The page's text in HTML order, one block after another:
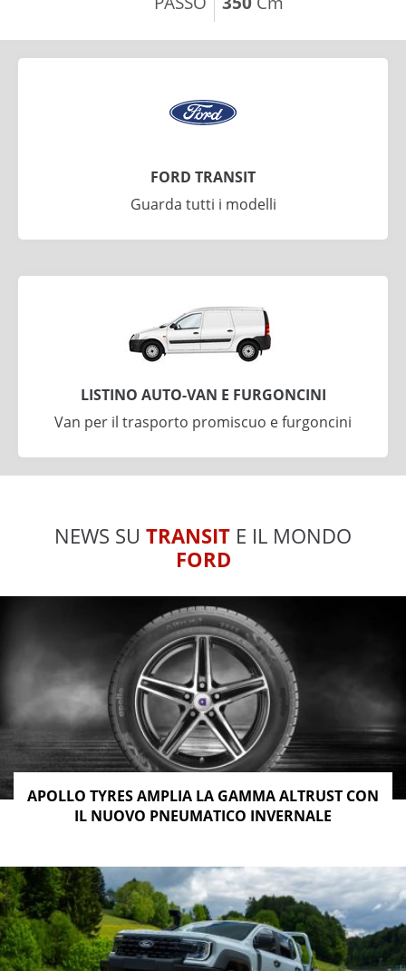
FORD TRANSIT
Guarda tutti i modelli
LISTINO AUTO-VAN E FURGONCINI
Van per il trasporto promiscuo e furgoncini
NEWS SU TRANSIT E IL MONDO
FORD
APOLLO TYRES AMPLIA LA GAMMA ALTRUST CON
IL NUOVO PNEUMATICO INVERNALE